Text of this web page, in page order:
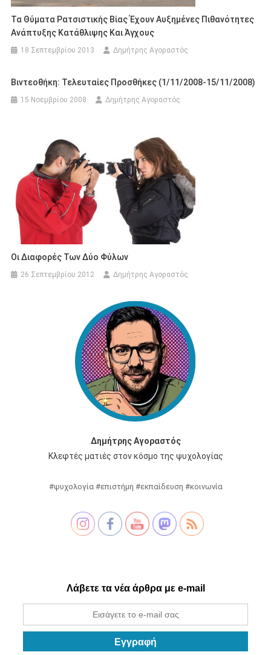
Τα Θύματα Ρατσιστικής Βίας Έχουν Αυξημένες Πιθανότητες
Ανάπτυξης Κατάθλιψης Και Άγχους
18 Σεπτεμβρίου 2013 Δημήτρης Αγοραστός
Βιντεοθήκη: Τελευταίες Προσθήκες (1/11/2008-15/11/2008)
15 Νοεμβρίου 2008 Δημήτρης Αγοραστός
Οι Διαφορές Των Δύο Φύλων
26 Σεπτεμβρίου 2012 Δημήτρης Αγοραστός
Δημήτρης Αγοραστός
Κλεφτές ματιές στον κόσμο της ψυχολογίας
#ψυχολογία #επιστήμη #εκπαίδευση #κοινωνία
Λάβετε τα νέα άρθρα με e-mail